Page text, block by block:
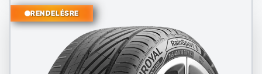
RENDELÉSRE